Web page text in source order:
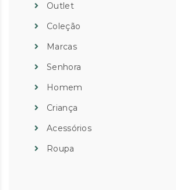
Outlet
Coleção
Marcas
Senhora
Homem
Criança
Acessórios
Roupa